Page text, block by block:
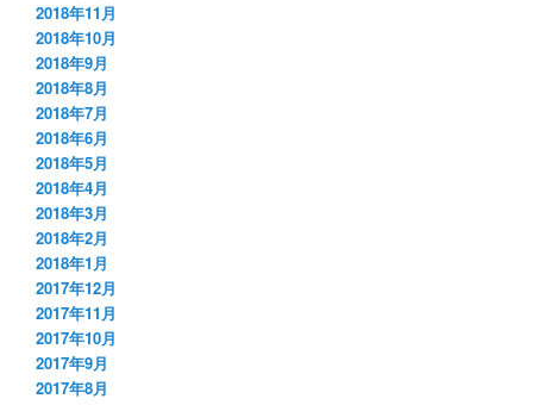
2018年11月
2018年10月
2018年9月
2018年8月
2018年7月
2018年6月
2018年5月
2018年4月
2018年3月
2018年2月
2018年1月
2017年12月
2017年11月
2017年10月
2017年9月
2017年8月